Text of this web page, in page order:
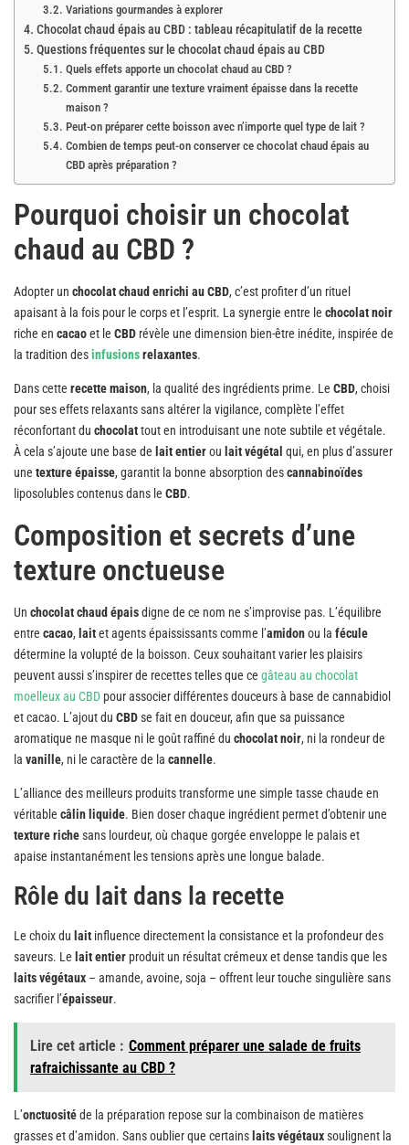
Variations gourmandes à explorer
Chocolat chaud épais au CBD : tableau récapitulatif de la recette
Questions fréquentes sur le chocolat chaud épais au CBD
Quels effets apporte un chocolat chaud au CBD ?
Comment garantir une texture vraiment épaisse dans la recette
maison ?
Peut-on préparer cette boisson avec n’importe quel type de lait ?
Combien de temps peut-on conserver ce chocolat chaud épais au
CBD après préparation ?
Pourquoi choisir un chocolat
chaud au CBD ?
Adopter un chocolat chaud enrichi au CBD, c’est profiter d’un rituel
apaisant à la fois pour le corps et l’esprit. La synergie entre le chocolat noir
riche en cacaoet le CBD révèle une dimension bien-être inédite, inspirée de
la tradition desinfusionsrelaxantes.
Dans cette recette maison, la qualité des ingrédients prime. Le CBD, choisi
pour ses effets relaxants sans altérer la vigilance, complète l’effet
réconfortant du chocolattout en introduisant une note subtile et végétale.
À cela s’ajoute une base de lait entierou lait végétal qui, en plus d’assurer
une texture épaisse, garantit la bonne absorption descannabinoïdes
liposolubles contenus dans le CBD.
Composition et secrets d’une
texture onctueuse
Un chocolat chaud épaisdigne de ce nom ne s’improvise pas. L’équilibre
entre cacao, laitet agents épaississants comme l’amidonou la fécule
détermine la volupté de la boisson. Ceux souhaitant varier les plaisirs
peuvent aussi s’inspirer de recettes telles que ce gâteau au chocolat
moelleux au CBD pour associer différentes douceurs à base de cannabidiol
et cacao. L’ajout du CBDse fait en douceur, afin que sa puissance
aromatique ne masque ni le goût raffiné du chocolat noir, ni la rondeur de
la vanille, ni le caractère de la cannelle.
L’alliance des meilleurs produits transforme une simple tasse chaude en
véritable câlin liquide. Bien doser chaque ingrédient permet d’obtenir une
texture richesans lourdeur, où chaque gorgée enveloppe le palais et
apaise instantanément les tensions après une longue balade.
Rôle du lait dans la recette
Le choix du lait influence directement la consistance et la profondeur des
saveurs. Le lait entier produit un résultat crémeux et dense tandis que les
laits végétaux – amande, avoine, soja – offrent leur touche singulière sans
sacrifier l’épaisseur.
Lire cet article : Comment préparer une salade de fruits
rafraichissante au CBD ?
L’onctuositéde la préparation repose sur la combinaison de matières
grasses et d’amidon. Sans oublier que certains laits végétauxsoulignent la